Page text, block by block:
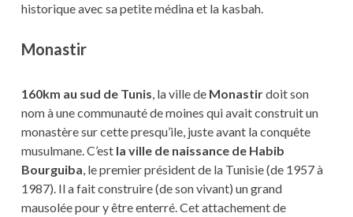
historique avec sa petite médina et la kasbah.
Monastir
160km au sud de Tunis, la ville de Monastirdoit son
nom à une communauté de moines qui avait construit un
monastère sur cette presqu’ile, juste avant la conquête
musulmane. C’est la ville de naissance de Habib
Bourguiba, le premier président de la Tunisie (de 1957 à
1987). Il a fait construire (de son vivant) un grand
mausolée pour y être enterré. Cet attachement de